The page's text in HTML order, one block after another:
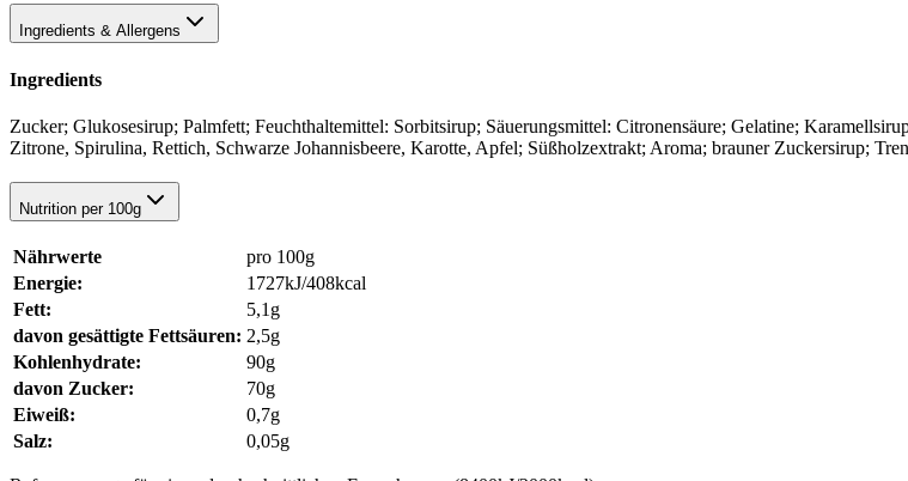
Ingredients & Allergens
Ingredients
Zucker; Glukosesirup; Palmfett; Feuchthaltemittel: Sorbitsirup; Säuerungsmittel: Citronensäure; Gelatine;
Zitrone, Spirulina, Rettich, Schwarze Johannisbeere, Karotte, Apfel; Süßholzextrakt; Aroma; brauner Zuckersirup;
Nutrition per 100g
Nährwerte
pro 100g
Energie:
1727kJ/408kcal
Fett:
5,1g
davon gesättigte Fettsäuren: 2,5g
Kohlenhydrate:
90g
davon Zucker:
70g
Eiweiß:
0,7g
Salz:
0,05g